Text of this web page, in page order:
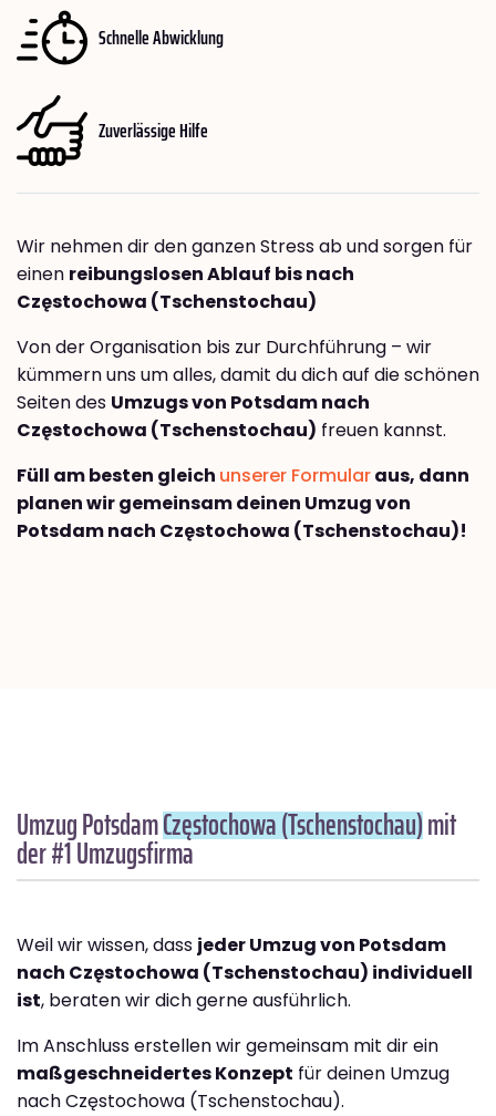
Schnelle Abwicklung
Zuverlässige Hilfe
Wir nehmen dir den ganzen Stress ab und sorgen für
einen reibungslosen Ablauf bis nach
Częstochowa (Tschenstochau)
Von der Organisation bis zur Durchführung – wir
kümmern uns um alles, damit du dich auf die schönen
Seiten des Umzugs von Potsdam nach
Częstochowa (Tschenstochau) freuen kannst.
Füll am besten gleich unserer Formularaus, dann
planen wir gemeinsam deinen Umzug von
Potsdam nach Częstochowa (Tschenstochau)!
Umzug PotsdamCzęstochowa (Tschenstochau)mit
der #1 Umzugsfirma
Weil wir wissen, dass jeder Umzug von Potsdam
nach Częstochowa (Tschenstochau) individuell
ist, beraten wir dich gerne ausführlich.
Im Anschluss erstellen wir gemeinsam mit dir ein
maßgeschneidertes Konzept für deinen Umzug
nach Częstochowa (Tschenstochau).